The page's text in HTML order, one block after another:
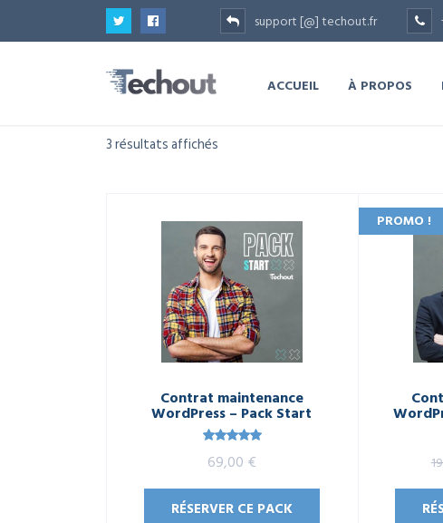
support [@] techout.fr
ACCUEIL À PROPOS
3 résultats affichés
Contrat maintenance
WordPress – Pack Start
sur 5
69,00 €
RÉSERVER CE PACK
PROMO !